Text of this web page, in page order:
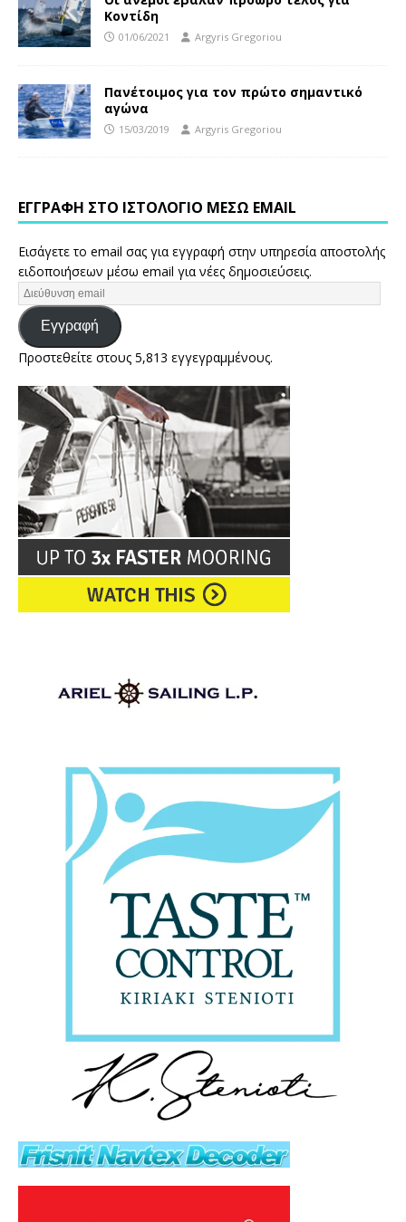
Κοντίδη
01/06/2021 Argyris Gregoriou
Πανέτοιμος για τον πρώτο σημαντικό
αγώνα
15/03/2019 Argyris Gregoriou
ΕΓΓΡΑΦΉ ΣΤΟ ΙΣΤΟΛΌΓΙΟ ΜΈΣΩ EMAIL
Εισάγετε το email σας για εγγραφή στην υπηρεσία αποστολής
ειδοποιήσεων μέσω email για νέες δημοσιεύσεις.
Εγγραφή
Προστεθείτε στους 5,813 εγγεγραμμένους.